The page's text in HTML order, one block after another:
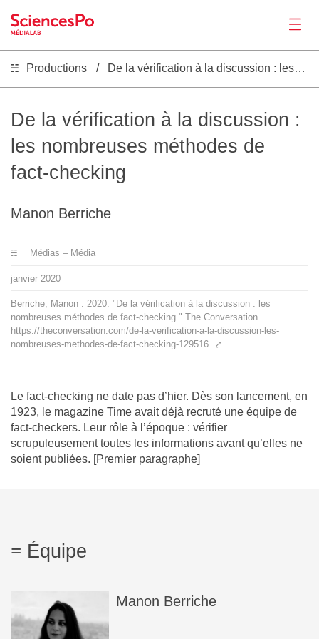
Actualités
Productions
Séminaire
L'équipe
FR|EN
Productions De la vérification à la discussion : les nombreuses méthodes de fact-checking
De la vérification à la discussion :
les nombreuses méthodes de
fact-checking
Manon Berriche
Médias – Média
janvier 2020
Berriche, Manon . 2020. "De la vérification à la discussion : les
nombreuses méthodes de fact-checking." The Conversation.
https://theconversation.com/de-la-verification-a-la-discussion-les-
nombreuses-methodes-de-fact-checking-129516.
⤤
Le fact-checking ne date pas d’hier. Dès son lancement, en
1923, le magazine Time avait déjà recruté une équipe de
fact-checkers. Leur rôle à l’époque : vérifier
scrupuleusement toutes les informations avant qu’elles ne
soient publiées. [Premier paragraphe]
Équipe
Manon Berriche